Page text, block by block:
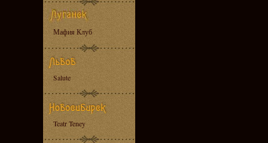
Мафия Клуб
Salute
Teatr Teney